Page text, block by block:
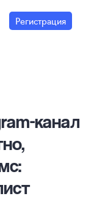
Регистрация
канал